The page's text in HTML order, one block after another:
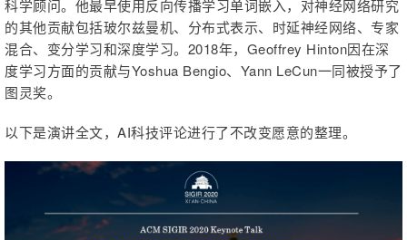
科学顾问。他最早使用反向传播学习单词嵌入，对神经网络研究
的其他贡献包括玻尔兹曼机、分布式表示、时延神经网络、专家
混合、变分学习和深度学习。2018年，Geoffrey Hinton因在深
度学习方面的贡献与Yoshua Bengio、Yann LeCun一同被授予了
图灵奖。
以下是演讲全文，AI科技评论进行了不改变愿意的整理。